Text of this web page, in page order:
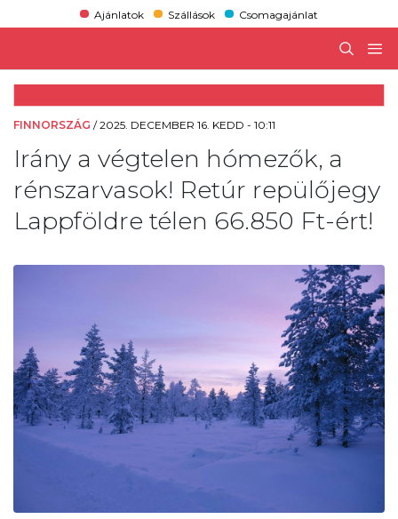
Ajánlatok Szállások Csomagajánlat
FINNORSZÁG /2025. DECEMBER 16. KEDD - 10:11
Irány a végtelen hómezők, a
rénszarvasok! Retúr repülőjegy
Lappföldre télen 66.850 Ft-ért!